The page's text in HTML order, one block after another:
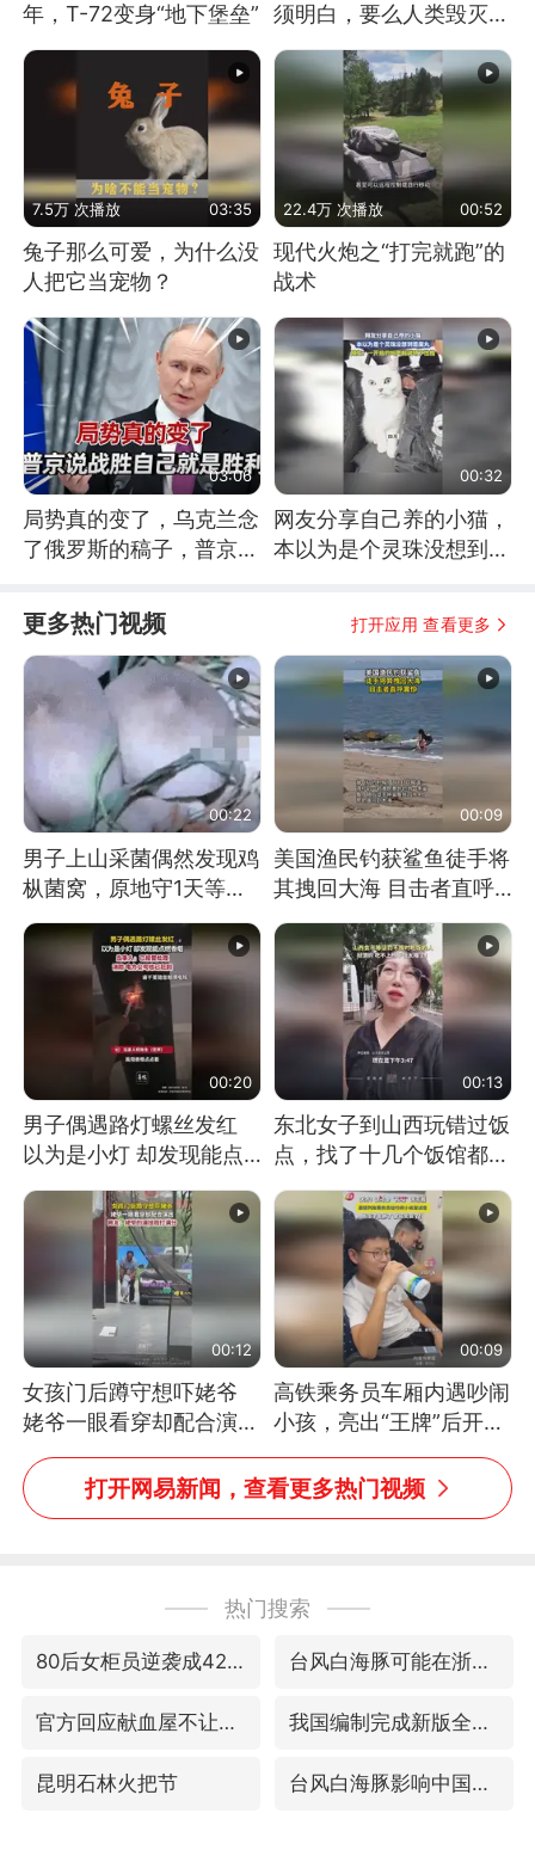
年，T-72变身“地下堡垒”
须明白，要么人类毁灭，
要么俄毁灭
7.5万 次播放 03:35
兔子那么可爱，为什么没
人把它当宠物？
22.4万 次播放 00:52
现代火炮之“打完就跑”的
战术
03:06
局势真的变了，乌克兰念
了俄罗斯的稿子，普京说
00:32
网友分享自己养的小猫，
本以为是个灵珠没想到是
更多热门视频 打开应用 查看更多
00:22
男子上山采菌偶然发现鸡
枞菌窝，原地守1天等它
长大：挖了140多朵
00:09
美国渔民钓获鲨鱼徒手将
其拽回大海 目击者直呼
震惊 （视频来源：参考
消息）
00:20
男子偶遇路灯螺丝发红
以为是小灯 却发现能点
燃香烟 当事人：已报警
处理
00:13
东北女子到山西玩错过饭
点，找了十几个饭馆都没
开门：午休到几点
00:12
女孩门后蹲守想吓姥爷
姥爷一眼看穿却配合演出
网友：姥爷的演技我打满
分
00:09
高铁乘务员车厢内遇吵闹
小孩，亮出“王牌”后开启
一键静音
打开网易新闻，查看更多热门视频
热门搜索
80后女柜员逆袭成4200亿银行副行长 台风白海豚可能在浙闽沿海登陆
官方回应献血屋不让市民入内躲雨 我国编制完成新版全月地质图
昆明石林火把节 台风白海豚影响中国已成定局